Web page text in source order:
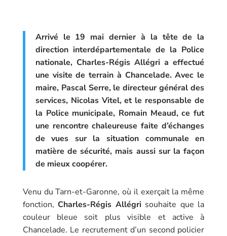
Arrivé le 19 mai dernier à la tête de la
direction interdépartementale de la Police
nationale, Charles-Régis Allégri a effectué
une visite de terrain à Chancelade. Avec le
maire, Pascal Serre, le directeur général des
services, Nicolas Vitel, et le responsable de
la Police municipale, Romain Meaud, ce fut
une rencontre chaleureuse faite d’échanges
de vues sur la situation communale en
matière de sécurité, mais aussi sur la façon
de mieux coopérer.
Venu du Tarn-et-Garonne, où il exerçait la même
fonction,Charles-Régis Allégrisouhaite que la
couleur bleue soit plus visible et active à
Chancelade. Le recrutement d’un second policier